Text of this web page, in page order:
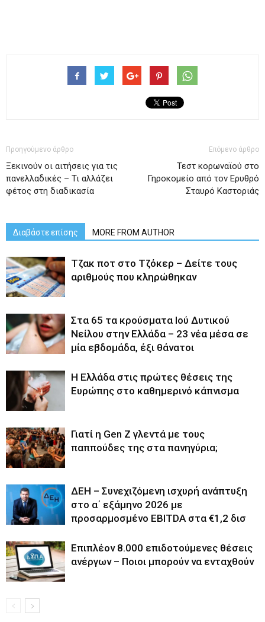
Προηγούμενο άρθρο
Ξεκινούν οι αιτήσεις για τις
πανελλαδικές – Τι αλλάζει
φέτος στη διαδικασία
Επόμενο άρθρο
Τεστ κορωναϊού στο
Γηροκομείο από τον Ερυθρό
Σταυρό Καστοριάς
Διαβάστε επίσης MORE FROM AUTHOR
Tζακ ποτ στο Τζόκερ – Δείτε τους
αριθμούς που κληρώθηκαν
Στα 65 τα κρούσματα Ιού Δυτικού
Νείλου στην Ελλάδα – 23 νέα μέσα σε
μία εβδομάδα, έξι θάνατοι
Η Ελλάδα στις πρώτες θέσεις της
Ευρώπης στο καθημερινό κάπνισμα
Γιατί η Gen Z γλεντά με τους
παππούδες της στα πανηγύρια;
ΔΕΗ – Συνεχιζόμενη ισχυρή ανάπτυξη
στο α΄ εξάμηνο 2026 με
προσαρμοσμένο EBITDA στα €1,2 δισ
Επιπλέον 8.000 επιδοτούμενες θέσεις
ανέργων – Ποιοι μπορούν να ενταχθούν